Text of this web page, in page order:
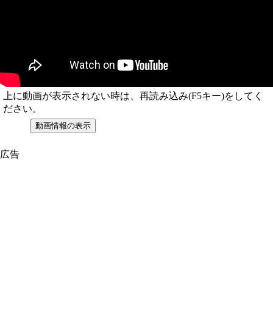
上に動画が表示されない時は、再読み込み(F5キー)をしてく
ださい。
動画情報の表示
広告